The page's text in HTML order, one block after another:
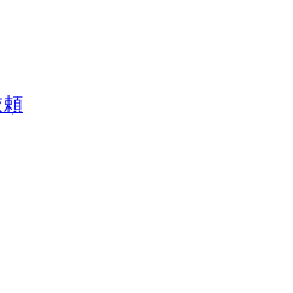
頼